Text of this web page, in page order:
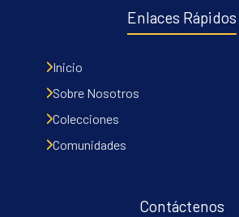
Enlaces Rápidos
Inicio
Sobre Nosotros
Colecciones
Comunidades
Contáctenos